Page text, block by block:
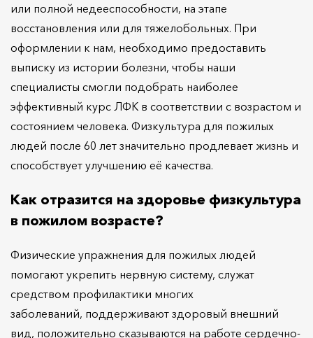
или полной недееспособности, на этапе
восстановления или для тяжелобольных. При
оформлении к нам, необходимо предоставить
выписку из истории болезни, чтобы наши
специалисты смогли подобрать наиболее
эффективный курс ЛФК в соответствии с возрастом и
состоянием человека. Физкультура для пожилых
людей после 60 лет значительно продлевает жизнь и
способствует улучшению её качества.
Как отразится на здоровье физкультура
в пожилом возрасте?
Физические упражнения для пожилых людей
помогают укрепить нервную систему, служат
средством профилактики многих
заболеваний, поддерживают здоровый внешний
вид, положительно сказываются на работе сердечно-